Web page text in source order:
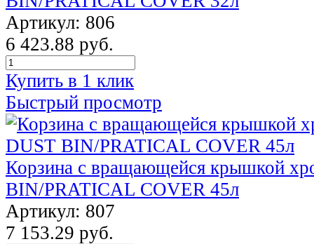
Артикул: 806
6 423.88 руб.
Купить в 1 клик
Быстрый просмотр
Корзина с вращающейся крышкой
BIN/PRATICAL COVER 45л
Артикул: 807
7 153.29 руб.